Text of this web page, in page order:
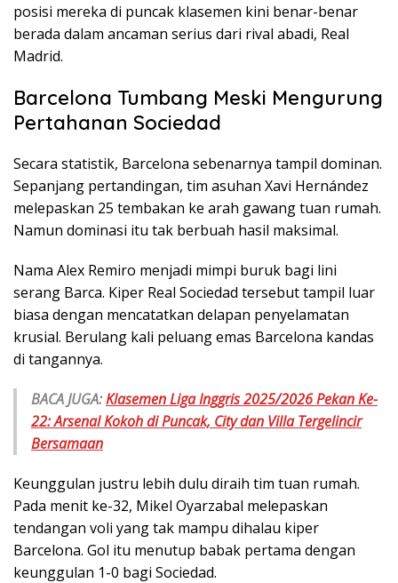
posisi mereka di puncak klasemen kini benar-benar
berada dalam ancaman serius dari rival abadi, Real
Madrid.
Barcelona Tumbang Meski Mengurung
Pertahanan Sociedad
Secara statistik, Barcelona sebenarnya tampil dominan.
Sepanjang pertandingan, tim asuhan Xavi Hernández
melepaskan 25 tembakan ke arah gawang tuan rumah.
Namun dominasi itu tak berbuah hasil maksimal.
Nama Alex Remiro menjadi mimpi buruk bagi lini
serang Barca. Kiper Real Sociedad tersebut tampil luar
biasa dengan mencatatkan delapan penyelamatan
krusial. Berulang kali peluang emas Barcelona kandas
di tangannya.
BACA JUGA:Klasemen Liga Inggris 2025/2026 Pekan Ke-
22: Arsenal Kokoh di Puncak, City dan Villa Tergelincir
Bersamaan
Keunggulan justru lebih dulu diraih tim tuan rumah.
Pada menit ke-32, Mikel Oyarzabal melepaskan
tendangan voli yang tak mampu dihalau kiper
Barcelona. Gol itu menutup babak pertama dengan
keunggulan 1-0 bagi Sociedad.